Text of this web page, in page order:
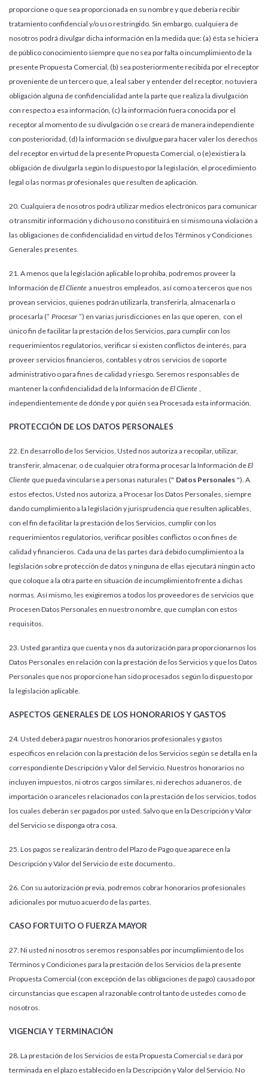
proporcione o que sea proporcionada en su nombre y que debería recibir
tratamiento confidencial y/o uso restringido. Sin embargo, cualquiera de
nosotros podrá divulgar dicha información en la medida que: (a) ésta se hiciera
de público conocimiento siempre que no sea por falta o incumplimiento de la
presente Propuesta Comercial, (b) sea posteriormente recibida por el receptor
proveniente de un tercero que, a leal saber y entender del receptor, no tuviera
obligación alguna de confidencialidad ante la parte que realiza la divulgación
con respecto a esa información, (c) la información fuera conocida por el
receptor al momento de su divulgación o se creará de manera independiente
con posterioridad, (d) la información se divulgue para hacer valer los derechos
del receptor en virtud de la presente Propuesta Comercial, o (e)existiera la
obligación de divulgarla según lo dispuesto por la legislación, el procedimiento
legal o las normas profesionales que resulten de aplicación.
20. Cualquiera de nosotros podrá utilizar medios electrónicos para comunicar
o transmitir información y dicho uso no constituirá en sí mismo una violación a
las obligaciones de confidencialidad en virtud de los Términos y Condiciones
Generales presentes.
21. A menos que la legislación aplicable lo prohíba, podremos proveer la
Información deEl Cliente a nuestros empleados, así como a terceros que nos
provean servicios, quienes podrán utilizarla, transferirla, almacenarla o
procesarla (“ Procesar ”) en varias jurisdicciones en las que operen, con el
único fin de facilitar la prestación de los Servicios, para cumplir con los
requerimientos regulatorios, verificar si existen conflictos de interés, para
proveer servicios financieros, contables y otros servicios de soporte
administrativo o para fines de calidad y riesgo. Seremos responsables de
mantener la confidencialidad de la Información deEl Cliente
independientemente de dónde y por quién sea Procesada esta información.
PROTECCIÓN DE LOS DATOS PERSONALES
22. En desarrollo de los Servicios, Usted nos autoriza a recopilar, utilizar,
transferir, almacenar, o de cualquier otra forma procesar la Información deEl
Cliente que pueda vincularse a personas naturales (" Datos Personales "). A
estos efectos, Usted nos autoriza, a Procesar los Datos Personales, siempre
dando cumplimiento a la legislación y jurisprudencia que resulten aplicables,
con el fin de facilitar la prestación de los Servicios, cumplir con los
requerimientos regulatorios, verificar posibles conflictos o con fines de
calidad y financieros. Cada una de las partes dará debido cumplimiento a la
legislación sobre protección de datos y ninguna de ellas ejecutará ningún acto
que coloque a la otra parte en situación de incumplimiento frente a dichas
normas. Así mismo, les exigiremos a todos los proveedores de servicios que
Procesen Datos Personales en nuestro nombre, que cumplan con estos
requisitos.
23. Usted garantiza que cuenta y nos da autorización para proporcionarnos los
Datos Personales en relación con la prestación de los Servicios y que los Datos
Personales que nos proporcione han sido procesados según lo dispuesto por
la legislación aplicable.
ASPECTOS GENERALES DE LOS HONORARIOS Y GASTOS
24. Usted deberá pagar nuestros honorarios profesionales y gastos
específicos en relación con la prestación de los Servicios según se detalla en la
correspondiente Descripción y Valor del Servicio. Nuestros honorarios no
incluyen impuestos, ni otros cargos similares, ni derechos aduaneros, de
importación o aranceles relacionados con la prestación de los servicios, todos
los cuales deberán ser pagados por usted. Salvo que en la Descripción y Valor
del Servicio se disponga otra cosa.
25. Los pagos se realizarán dentro del Plazo de Pago que aparece en la
Descripción y Valor del Servicio de este documento..
26. Con su autorización previa, podremos cobrar honorarios profesionales
adicionales por mutuo acuerdo de las partes.
CASO FORTUITO O FUERZA MAYOR
27. Ni usted ni nosotros seremos responsables por incumplimiento de los
Términos y Condiciones para la prestación de los Servicios de la presente
Propuesta Comercial (con excepción de las obligaciones de pago) causado por
circunstancias que escapen al razonable control tanto de ustedes como de
nosotros.
VIGENCIA Y TERMINACIÓN
28. La prestación de los Servicios de esta Propuesta Comercial se dará por
terminada en el plazo establecido en la Descripción y Valor del Servicio. No